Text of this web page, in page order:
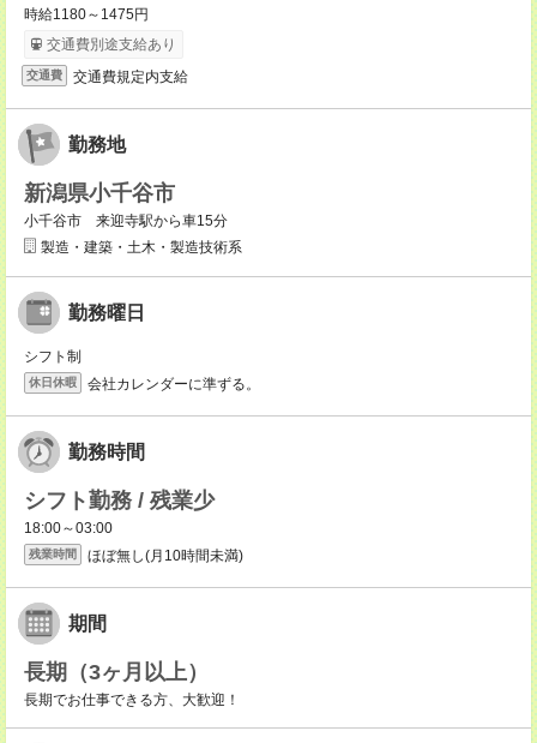
時給1180～1475円
交通費別途支給あり
交通費 交通費規定内支給
勤務地
新潟県小千谷市
小千谷市 来迎寺駅から車15分
製造・建築・土木・製造技術系
勤務曜日
シフト制
休日休暇 会社カレンダーに準ずる。
勤務時間
シフト勤務 / 残業少
18:00～03:00
残業時間 ほぼ無し(月10時間未満)
期間
長期（3ヶ月以上）
長期でお仕事できる方、大歓迎！